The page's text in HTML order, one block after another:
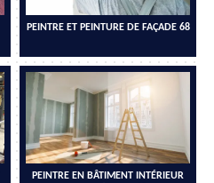
PEINTRE ET PEINTURE DE FAÇADE 68
PEINTRE EN BÂTIMENT INTÉRIEUR